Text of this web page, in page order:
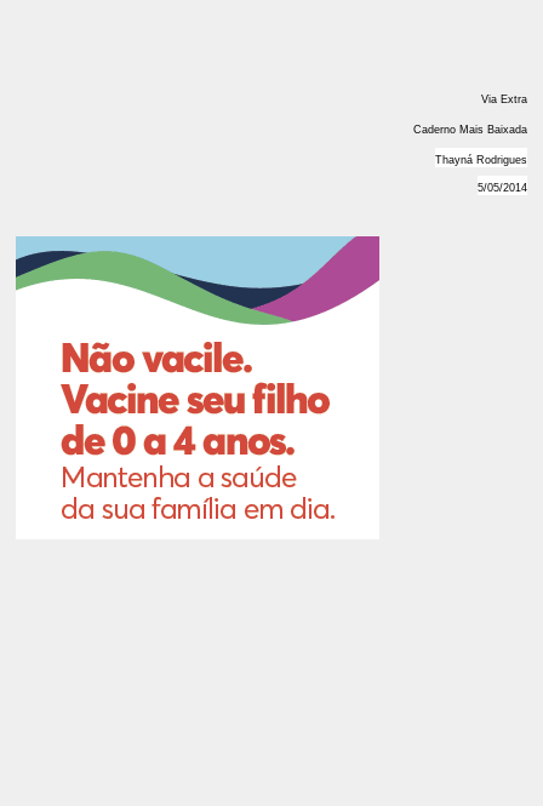
Via Extra
Caderno Mais Baixada
Thayná Rodrigues
5/05/2014